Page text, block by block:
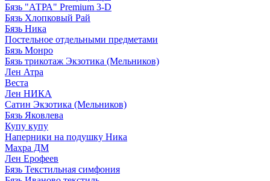
Бязь "АТРА" Premium 3-D
Бязь Хлопковый Рай
Бязь Ника
Постельное отдельными предметами
Бязь Монро
Бязь трикотаж Экзотика (Мельников)
Лен Атра
Веста
Лен НИКА
Сатин Экзотика (Мельников)
Бязь Яковлева
Купу купу
Наперники на подушку Ника
Махра ДМ
Лен Ерофеев
Бязь Текстильная симфония